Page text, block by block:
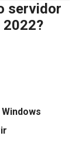
servidor
2022?